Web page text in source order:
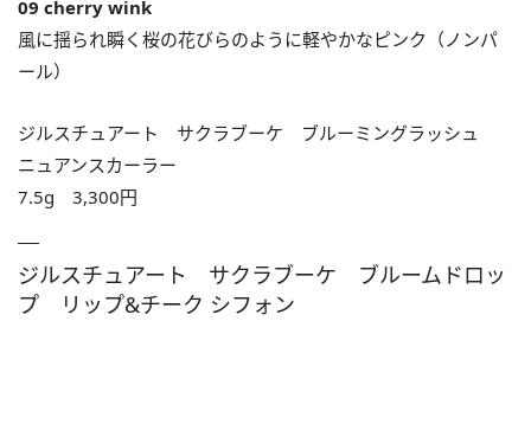
09 cherry wink
風に揺られ瞬く桜の花びらのように軽やかなピンク（ノンパ
ール）
ジルスチュアート サクラブーケ ブルーミングラッシュ
ニュアンスカーラー
7.5g 3,300円
ジルスチュアート サクラブーケ ブルームドロッ
プ リップ&チーク シフォン